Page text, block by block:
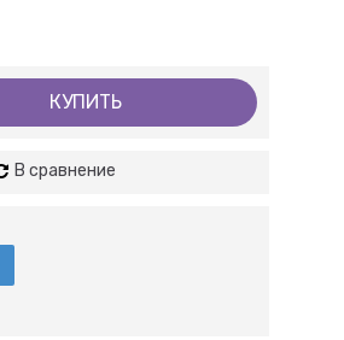
КУПИТЬ
В сравнение